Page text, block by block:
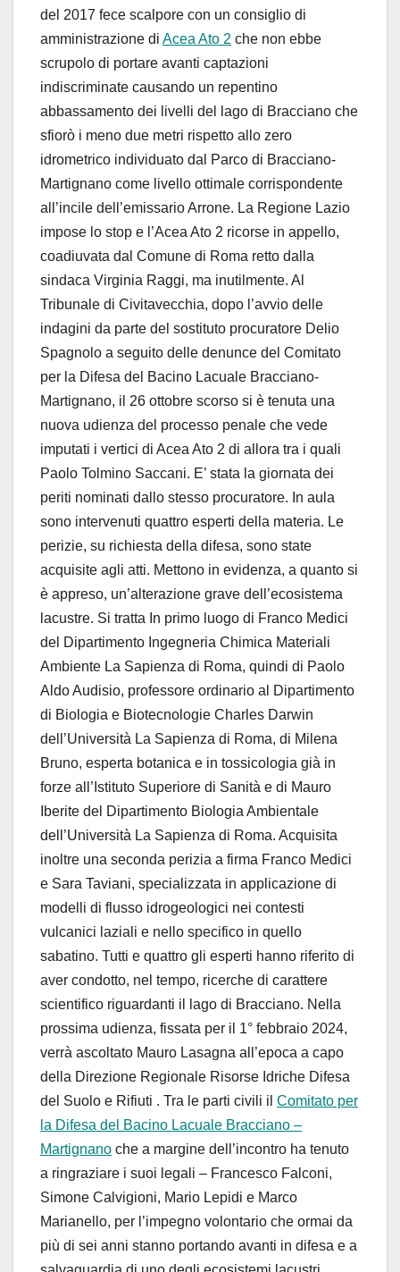
del 2017 fece scalpore con un consiglio di
amministrazione di Acea Ato 2 che non ebbe
scrupolo di portare avanti captazioni
indiscriminate causando un repentino
abbassamento dei livelli del lago di Bracciano che
sfiorò i meno due metri rispetto allo zero
idrometrico individuato dal Parco di Bracciano-
Martignano come livello ottimale corrispondente
all’incile dell’emissario Arrone. La Regione Lazio
impose lo stop e l’Acea Ato 2 ricorse in appello,
coadiuvata dal Comune di Roma retto dalla
sindaca Virginia Raggi, ma inutilmente. Al
Tribunale di Civitavecchia, dopo l’avvio delle
indagini da parte del sostituto procuratore Delio
Spagnolo a seguito delle denunce del Comitato
per la Difesa del Bacino Lacuale Bracciano-
Martignano, il 26 ottobre scorso si è tenuta una
nuova udienza del processo penale che vede
imputati i vertici di Acea Ato 2 di allora tra i quali
Paolo Tolmino Saccani. E’ stata la giornata dei
periti nominati dallo stesso procuratore. In aula
sono intervenuti quattro esperti della materia. Le
perizie, su richiesta della difesa, sono state
acquisite agli atti. Mettono in evidenza, a quanto si
è appreso, un’alterazione grave dell’ecosistema
lacustre. Si tratta In primo luogo di Franco Medici
del Dipartimento Ingegneria Chimica Materiali
Ambiente La Sapienza di Roma, quindi di Paolo
Aldo Audisio, professore ordinario al Dipartimento
di Biologia e Biotecnologie Charles Darwin
dell’Università La Sapienza di Roma, di Milena
Bruno, esperta botanica e in tossicologia già in
forze all’Istituto Superiore di Sanità e di Mauro
Iberite del Dipartimento Biologia Ambientale
dell’Università La Sapienza di Roma. Acquisita
inoltre una seconda perizia a firma Franco Medici
e Sara Taviani, specializzata in applicazione di
modelli di flusso idrogeologici nei contesti
vulcanici laziali e nello specifico in quello
sabatino. Tutti e quattro gli esperti hanno riferito di
aver condotto, nel tempo, ricerche di carattere
scientifico riguardanti il lago di Bracciano. Nella
prossima udienza, fissata per il 1° febbraio 2024,
verrà ascoltato Mauro Lasagna all’epoca a capo
della Direzione Regionale Risorse Idriche Difesa
del Suolo e Rifiuti . Tra le parti civili il Comitato per
la Difesa del Bacino Lacuale Bracciano –
Martignano che a margine dell’incontro ha tenuto
a ringraziare i suoi legali – Francesco Falconi,
Simone Calvigioni, Mario Lepidi e Marco
Marianello, per l’impegno volontario che ormai da
più di sei anni stanno portando avanti in difesa e a